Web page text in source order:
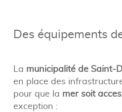
Des équipements
La municipalité de Saint-
en place des
pour que la mer soit
exception :